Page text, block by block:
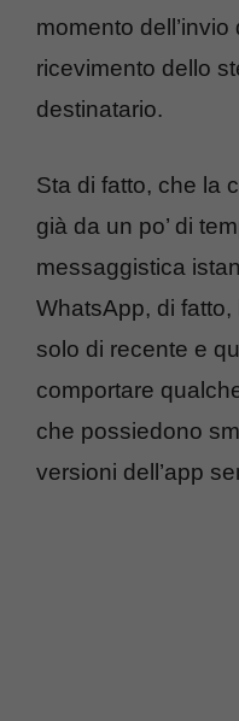
momento
ricevimento dello
destinatario.
Sta di fatto, che la
già da un po’ di
messaggistica
WhatsApp, di
solo di recente e
comportare
che possiedono
versioni dell’app